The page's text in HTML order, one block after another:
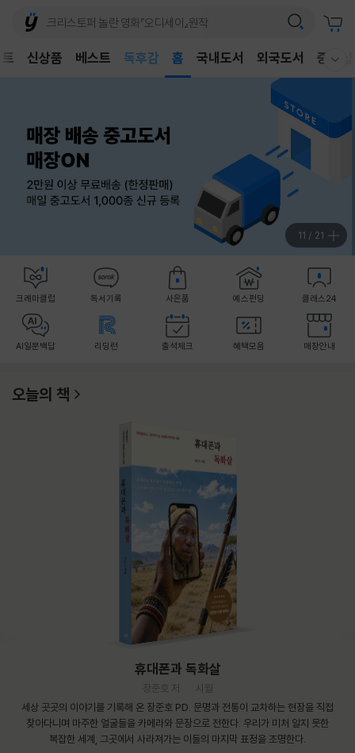
신상품 베스트
어린이
어린이
홈 국내도서 외국도서 중고샵
12 / 21
크레마클럽 독서기록 사은품 예스펀딩 클래스24
AI일문백답 리딩런 출석체크 혜택모음 매장안내
오늘의 책
휴대폰과 독화살
장준호 저
시월
세상 곳곳의 이야기를 기록해 온 장준호 PD. 문명과 전통이 교차하는 현장을 직접
찾아다니며 마주한 얼굴들을 카메라와 문장으로 전한다. 우리가 미처 알지 못한
복잡한 세계, 그곳에서 사라져가는 이들의 마지막 표정을 조명한다.